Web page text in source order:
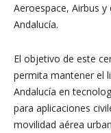
Aeroespace, Airbus y
Andalucía.
El objetivo de este
permita mantener el
Andalucía en
para aplicaciones
movilidad aérea